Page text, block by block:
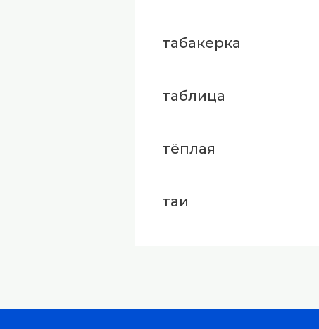
табакерка
таблица
тёплая
таи